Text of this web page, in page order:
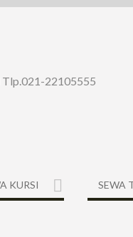
Tlp.021-22105555
KURSI SEWA